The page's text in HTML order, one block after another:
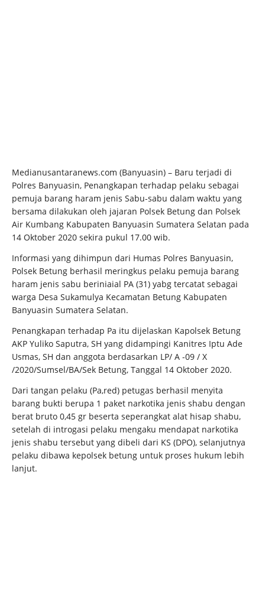
Medianusantaranews.com (Banyuasin) – Baru terjadi di
Polres Banyuasin, Penangkapan terhadap pelaku sebagai
pemuja barang haram jenis Sabu-sabu dalam waktu yang
bersama dilakukan oleh jajaran Polsek Betung dan Polsek
Air Kumbang Kabupaten Banyuasin Sumatera Selatan pada
14 Oktober 2020 sekira pukul 17.00 wib.
Informasi yang dihimpun dari Humas Polres Banyuasin,
Polsek Betung berhasil meringkus pelaku pemuja barang
haram jenis sabu beriniaial PA (31) yabg tercatat sebagai
warga Desa Sukamulya Kecamatan Betung Kabupaten
Banyuasin Sumatera Selatan.
Penangkapan terhadap Pa itu dijelaskan Kapolsek Betung
AKP Yuliko Saputra, SH yang didampingi Kanitres Iptu Ade
Usmas, SH dan anggota berdasarkan LP/ A -09 / X
/2020/Sumsel/BA/Sek Betung, Tanggal 14 Oktober 2020.
Dari tangan pelaku (Pa,red) petugas berhasil menyita
barang bukti berupa 1 paket narkotika jenis shabu dengan
berat bruto 0,45 gr beserta seperangkat alat hisap shabu,
setelah di introgasi pelaku mengaku mendapat narkotika
jenis shabu tersebut yang dibeli dari KS (DPO), selanjutnya
pelaku dibawa kepolsek betung untuk proses hukum lebih
lanjut.